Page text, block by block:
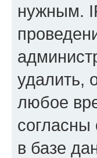
нужным.
удалить,
любое
в базе